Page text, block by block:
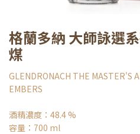
格蘭多納 大師詠選
煤
GLENDRONACH THE MASTER'S
EMBERS
酒精濃度：48.4 %
容量：700 ml